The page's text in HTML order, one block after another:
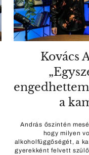
Kovács
a
András őszintén
hogy milyen
alkoholfüggőségét, a
gyerekként felvett